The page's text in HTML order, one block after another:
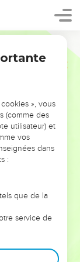
ÉVITER LES
les erreurs
même que ce
et responsables
leurs erreurs
», vous
(comme des
utilisateur) et
vos
dans
:
que de la
service de